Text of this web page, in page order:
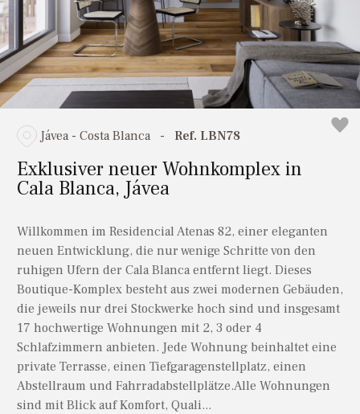
Murla
Pedreguer
Pego
Liria
Llíber
Moraira
Murla
Pedreguer
Pego
Sagra
Valencia
1 Badezimmer
2 Bäder
5+
10+
Status der Immobilie
Jávea - Costa Blanca - Ref. LBN78
Exklusiver neuer Wohnkomplex in
Cala Blanca, Jávea
Willkommen im Residencial Atenas 82, einer eleganten
neuen Entwicklung, die nur wenige Schritte von den
ruhigen Ufern der Cala Blanca entfernt liegt. Dieses
Boutique-Komplex besteht aus zwei modernen Gebäuden,
die jeweils nur drei Stockwerke hoch sind und insgesamt
17 hochwertige Wohnungen mit 2, 3 oder 4
Schlafzimmern anbieten. Jede Wohnung beinhaltet eine
private Terrasse, einen Tiefgaragenstellplatz, einen
Abstellraum und Fahrradabstellplätze.Alle Wohnungen
sind mit Blick auf Komfort, Quali...